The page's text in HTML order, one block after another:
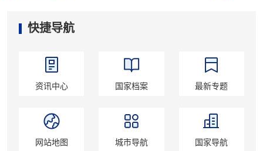
快捷导航
资讯中心 国家档案 最新专题
网站地图 城市导航 国家导航